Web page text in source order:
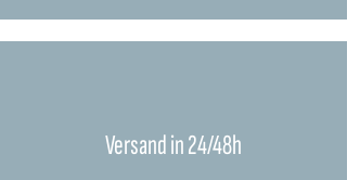
Versand in 24/48h